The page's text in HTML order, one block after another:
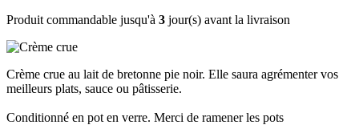
Produit commandable jusqu'à 3 jour(s) avant la livraison
Crème crue au lait de bretonne pie noir. Elle saura agrémenter vos
meilleurs plats, sauce ou pâtisserie.
Conditionné en pot en verre. Merci de ramener les pots